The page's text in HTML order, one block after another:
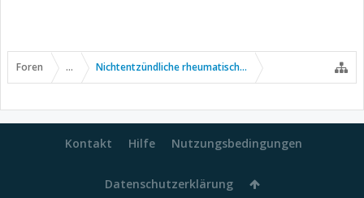
Foren ... Nichtentzündliche rheumatische Erkrankungen
Kontakt Hilfe Nutzungsbedingungen
Datenschutzerklärung